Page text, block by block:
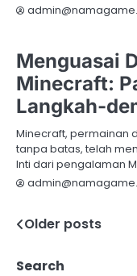
Menguasai
Minecraft:
Langkah-
Minecraft, permainan
tanpa batas, telah
Inti dari pengalaman
Posts
navigation
Older posts
Search